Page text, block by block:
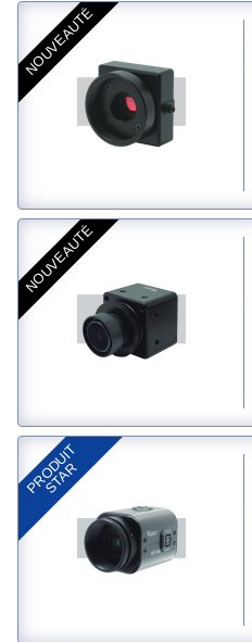
NOUVEAUTÉ
NOUVEAUTÉ
P
R
O
D
U
I
T
S
T
A
R